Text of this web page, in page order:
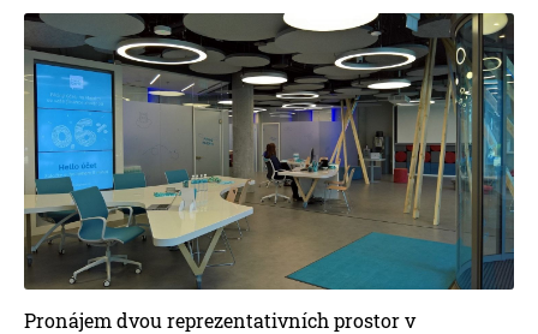
Pronájem dvou reprezentativních prostor v